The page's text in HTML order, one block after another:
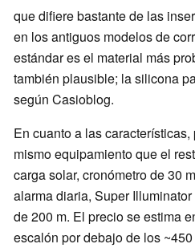
que difiere bastante de las
en los antiguos modelos de
estándar es el material más
también plausible; la silicona
según Casioblog.
En cuanto a las
mismo equipamiento que el
carga solar, cronómetro de 30
alarma diaria, Super
de 200 m. El precio se estima
escalón por debajo de los